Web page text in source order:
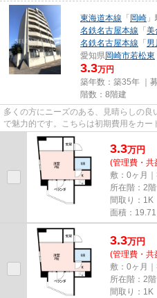
東海道本線 「 岡崎
名鉄名古屋本線 「 美
名鉄名古屋本線 「 男
愛知県岡崎市若松東
3.3万円
築年数：築35年 ｜
階数：8階建
多くの方にニーズのある、見晴らしの
で魅力的です。こちらは初期費用をカ
部にはエレベータ・敷地内ご...
3.3万円
(管理費・共
敷：0ヶ月
所在階：2階
間取り：1K
面積：19.71
3.3万円
(管理費・共
敷：0ヶ月
所在階：2階
間取り：1K